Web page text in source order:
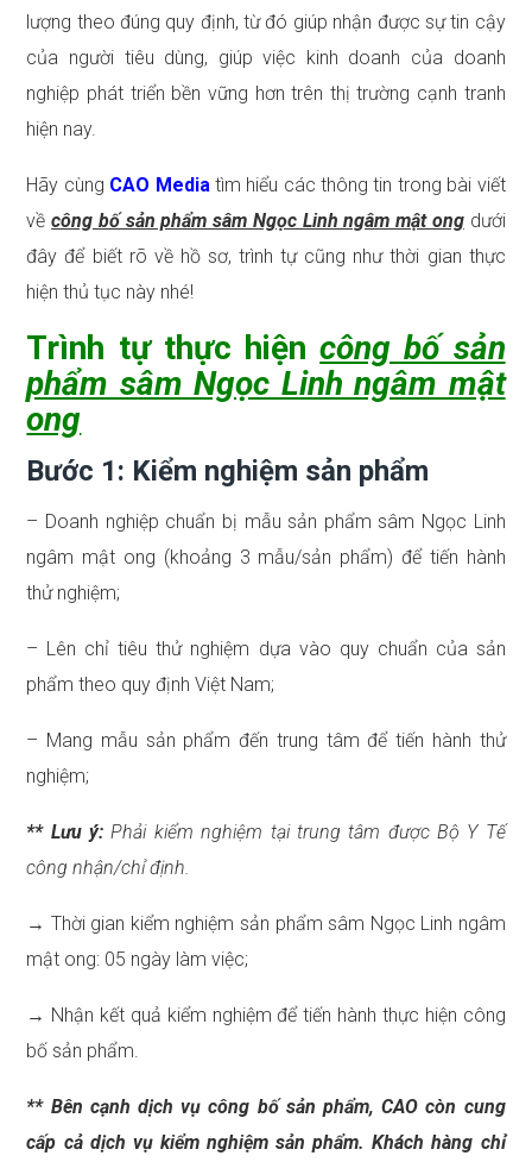
lượng theo đúng quy định, từ đó giúp nhận được sự tin cậy
của người tiêu dùng, giúp việc kinh doanh của doanh
nghiệp phát triển bền vững hơn trên thị trường cạnh tranh
hiện nay.
Hãy cùng CAO Media tìm hiểu các thông tin trong bài viết
vềcông bố sản phẩm sâm Ngọc Linh ngâm mật ongdưới
đây để biết rõ về hồ sơ, trình tự cũng như thời gian thực
hiện thủ tục này nhé!
Trình tự thực hiệncông bố sản
phẩm sâm Ngọc Linh ngâm mật
ong
Bước 1: Kiểm nghiệm sản phẩm
– Doanh nghiệp chuẩn bị mẫu sản phẩm sâm Ngọc Linh
ngâm mật ong (khoảng 3 mẫu/sản phẩm) để tiến hành
thử nghiệm;
– Lên chỉ tiêu thử nghiệm dựa vào quy chuẩn của sản
phẩm theo quy định Việt Nam;
– Mang mẫu sản phẩm đến trung tâm để tiến hành thử
nghiệm;
** Lưu ý: Phải kiểm nghiệm tại trung tâm được Bộ Y Tế
công nhận/chỉ định.
→ Thời gian kiểm nghiệm sản phẩm sâm Ngọc Linh ngâm
mật ong: 05 ngày làm việc;
→ Nhận kết quả kiểm nghiệm để tiến hành thực hiện công
bố sản phẩm.
** Bên cạnh dịch vụ công bố sản phẩm, CAO còn cung
cấp cả dịch vụ kiểm nghiệm sản phẩm. Khách hàng chỉ